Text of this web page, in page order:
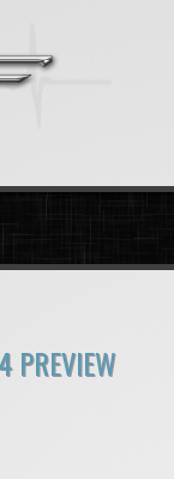
PREVIEW